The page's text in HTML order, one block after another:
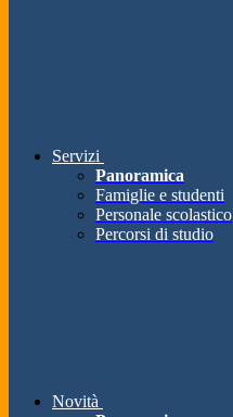
Servizi
Panoramica
Famiglie e studenti
Personale scolastico
Percorsi di studio
Novità